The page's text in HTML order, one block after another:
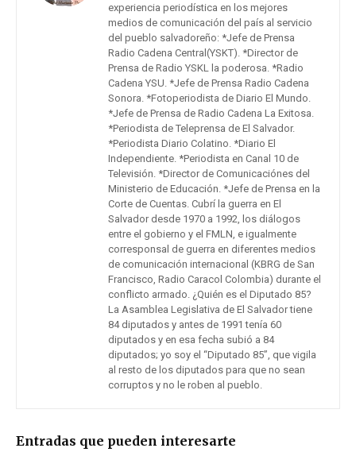
experiencia periodística en los mejores
medios de comunicación del país al servicio
del pueblo salvadoreño: *Jefe de Prensa
Radio Cadena Central(YSKT). *Director de
Prensa de Radio YSKL la poderosa. *Radio
Cadena YSU. *Jefe de Prensa Radio Cadena
Sonora. *Fotoperiodista de Diario El Mundo.
*Jefe de Prensa de Radio Cadena La Exitosa.
*Periodista de Teleprensa de El Salvador.
*Periodista Diario Colatino. *Diario El
Independiente. *Periodista en Canal 10 de
Televisión. *Director de Comunicaciónes del
Ministerio de Educación. *Jefe de Prensa en la
Corte de Cuentas. Cubrí la guerra en El
Salvador desde 1970 a 1992, los diálogos
entre el gobierno y el FMLN, e igualmente
corresponsal de guerra en diferentes medios
de comunicación internacional (KBRG de San
Francisco, Radio Caracol Colombia) durante el
conflicto armado. ¿Quién es el Diputado 85?
La Asamblea Legislativa de El Salvador tiene
84 diputados y antes de 1991 tenía 60
diputados y en esa fecha subió a 84
diputados; yo soy el “Diputado 85”, que vigila
al resto de los diputados para que no sean
corruptos y no le roben al pueblo.
Entradas que pueden interesarte